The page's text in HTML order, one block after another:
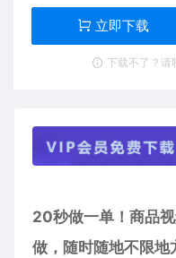
立即下载
下载不了？请
20秒做一单！商品
做，随时随地不限